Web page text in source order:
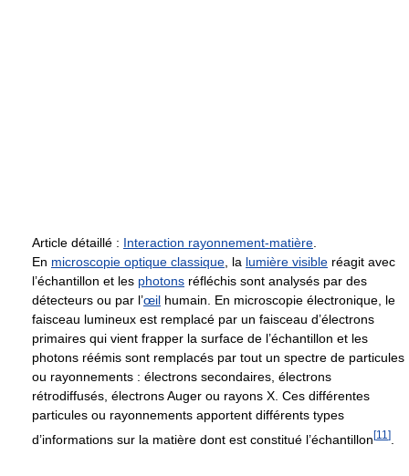
Article détaillé : Interaction rayonnement-matière.
En microscopie optique classique, la lumière visible réagit avec
l’échantillon et les photons réfléchis sont analysés par des
détecteurs ou par l’œil humain. En microscopie électronique, le
faisceau lumineux est remplacé par un faisceau d’électrons
primaires qui vient frapper la surface de l’échantillon et les
photons réémis sont remplacés par tout un spectre de particules
ou rayonnements : électrons secondaires, électrons
rétrodiffusés, électrons Auger ou rayons X. Ces différentes
particules ou rayonnements apportent différents types
d’informations sur la matière dont est constitué l’échantillon [11 ]